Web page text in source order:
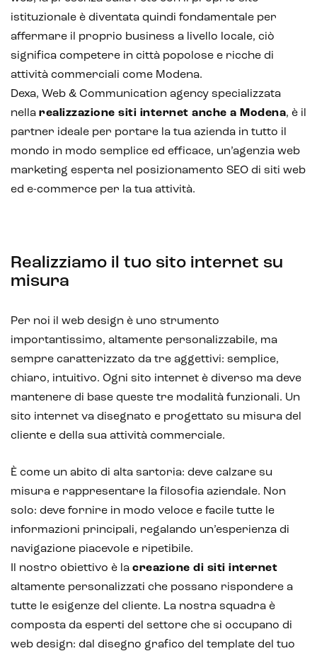
istituzionale è diventata quindi fondamentale per
affermare il proprio business a livello locale, ciò
significa competere in città popolose e ricche di
attività commerciali come Modena.
Dexa, Web & Communication agency specializzata
nella realizzazione siti internet anche a Modena, è il
partner ideale per portare la tua azienda in tutto il
mondo in modo semplice ed efficace, un’agenzia web
marketing esperta nel posizionamento SEO di siti web
ed e-commerce per la tua attività.
Realizziamo il tuo sito internet su
misura
Per noi il web design è uno strumento
importantissimo, altamente personalizzabile, ma
sempre caratterizzato da tre aggettivi: semplice,
chiaro, intuitivo. Ogni sito internet è diverso ma deve
mantenere di base queste tre modalità funzionali. Un
sito internet va disegnato e progettato su misura del
cliente e della sua attività commerciale.
È come un abito di alta sartoria: deve calzare su
misura e rappresentare la filosofia aziendale. Non
solo: deve fornire in modo veloce e facile tutte le
informazioni principali, regalando un’esperienza di
navigazione piacevole e ripetibile.
Il nostro obiettivo è la creazione di siti internet
altamente personalizzati che possano rispondere a
tutte le esigenze del cliente. La nostra squadra è
composta da esperti del settore che si occupano di
web design: dal disegno grafico del template del tuo